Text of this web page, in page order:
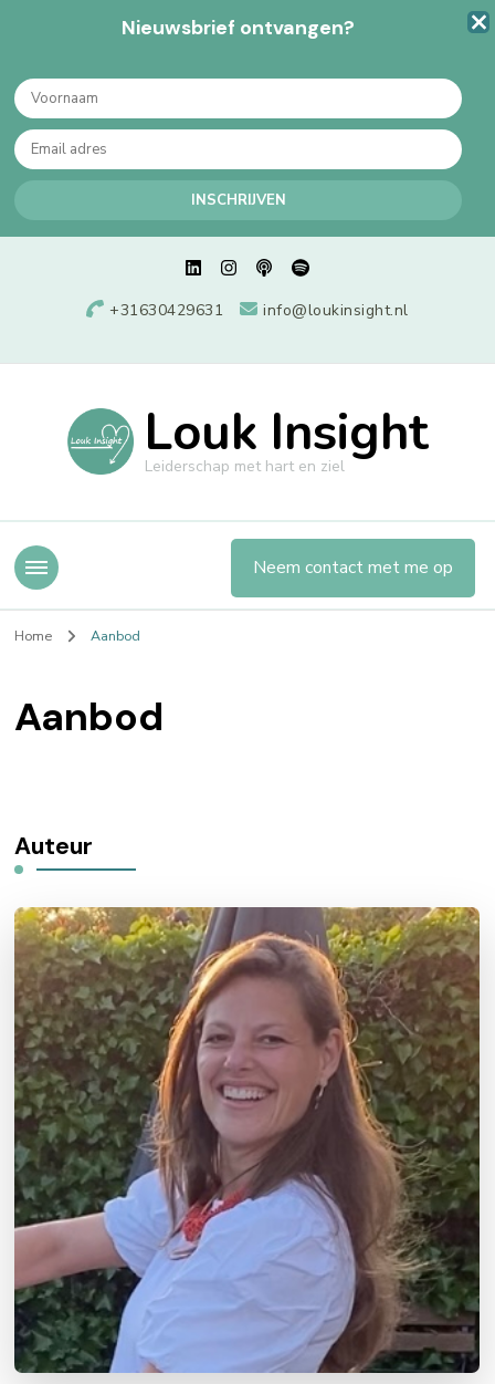
Nieuwsbrief ontvangen?
+31630429631 info@loukinsight.nl
Louk Insight
Leiderschap met hart en ziel
Neem contact met me op
Home Aanbod
Aanbod
Auteur